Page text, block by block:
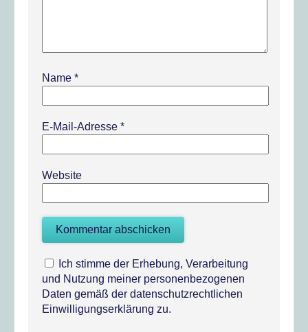
Name *
E-Mail-Adresse *
Website
Ich stimme der Erhebung, Verarbeitung
und Nutzung meiner personenbezogenen
Daten gemäß der datenschutzrechtlichen
Einwilligungserklärung zu.